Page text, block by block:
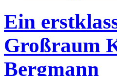
Ein
Großraum
Bergmann